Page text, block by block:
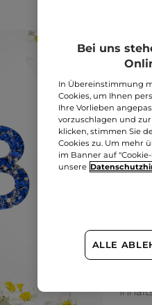
Bei uns
In Übereinstimmung
Cookies, um Ihnen
Ihre Vorlieben
vorzuschlagen und zur
klicken, stimmen Sie
Cookies zu. Um mehr
im Banner auf
unsere
ALLE